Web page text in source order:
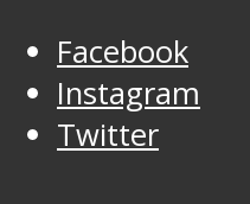
Facebook
Instagram
Twitter